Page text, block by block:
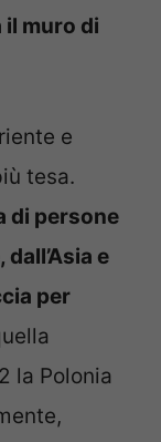
muro di
e
tesa.
di persone
e
per
la Polonia